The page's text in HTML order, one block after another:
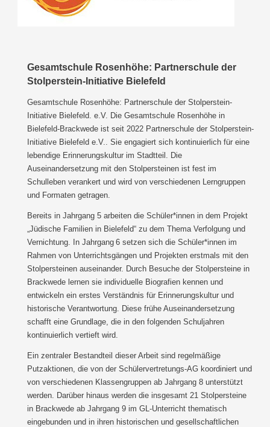
Gesamtschule Rosenhöhe: Partnerschule der
Stolperstein-Initiative Bielefeld
Gesamtschule Rosenhöhe: Partnerschule der Stolperstein-
Initiative Bielefeld. e.V. Die Gesamtschule Rosenhöhe in
Bielefeld-Brackwede ist seit 2022 Partnerschule der Stolperstein-
Initiative Bielefeld e.V.. Sie engagiert sich kontinuierlich für eine
lebendige Erinnerungskultur im Stadtteil. Die
Auseinandersetzung mit den Stolpersteinen ist fest im
Schulleben verankert und wird von verschiedenen Lerngruppen
und Formaten getragen.
Bereits in Jahrgang 5 arbeiten die Schüler*innen in dem Projekt
„Jüdische Familien in Bielefeld“ zu dem Thema Verfolgung und
Vernichtung. In Jahrgang 6 setzen sich die Schüler*innen im
Rahmen von Unterrichtsgängen und Projekten erstmals mit den
Stolpersteinen auseinander. Durch Besuche der Stolpersteine in
Brackwede lernen sie individuelle Biografien kennen und
entwickeln ein erstes Verständnis für Erinnerungskultur und
historische Verantwortung. Diese frühe Auseinandersetzung
schafft eine Grundlage, die in den folgenden Schuljahren
kontinuierlich vertieft wird.
Ein zentraler Bestandteil dieser Arbeit sind regelmäßige
Putzaktionen, die von der Schülervertretungs-AG koordiniert und
von verschiedenen Klassengruppen ab Jahrgang 8 unterstützt
werden. Darüber hinaus werden die insgesamt 21 Stolpersteine
in Brackwede ab Jahrgang 9 im GL-Unterricht thematisch
eingebunden und in ihren historischen und gesellschaftlichen